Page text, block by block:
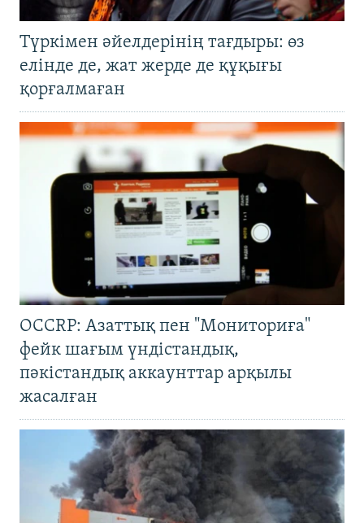
Түркімен әйелдерінің тағдыры: өз
елінде де, жат жерде де құқығы
қорғалмаған
OCCRP: Азаттық пен "Мониториға"
фейк шағым үндістандық,
пәкістандық аккаунттар арқылы
жасалған